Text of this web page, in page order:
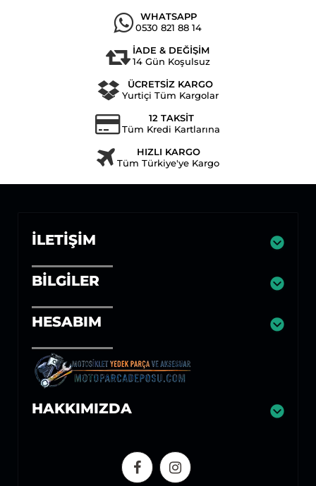
WHATSAPP
0530 821 88 14
İADE & DEĞİŞİM
14 Gün Koşulsuz
ÜCRETSİZ KARGO
Yurtiçi Tüm Kargolar
12 TAKSİT
Tüm Kredi Kartlarına
HIZLI KARGO
Tüm Türkiye'ye Kargo
İLETIŞIM
BILGILER
HESABIM
HAKKIMIZDA